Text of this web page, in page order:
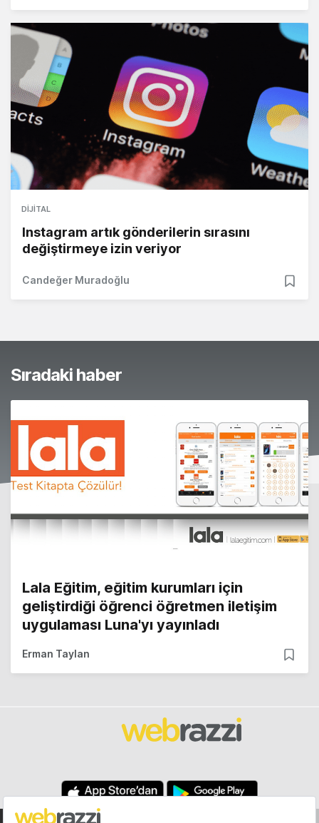
DIJITAL
Instagram artık gönderilerin sırasını
değiştirmeye izin veriyor
Candeğer Muradoğlu
Sıradaki haber
Lala Eğitim, eğitim kurumları için
geliştirdiği öğrenci öğretmen iletişim
uygulaması Luna'yı yayınladı
Erman Taylan